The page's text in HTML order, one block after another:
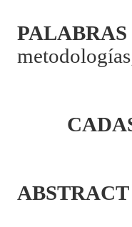
ABSTRACT